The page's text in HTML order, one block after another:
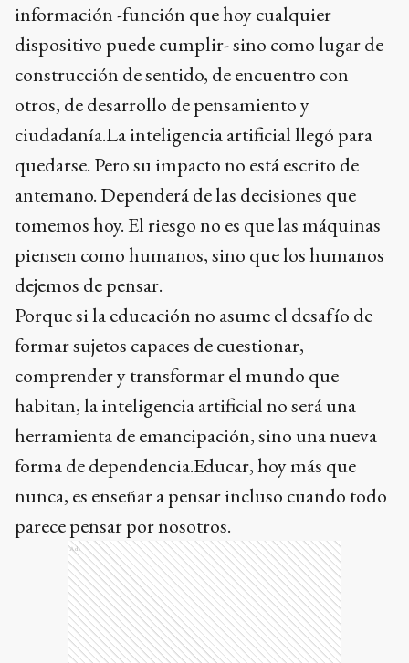
información -función que hoy cualquier
dispositivo puede cumplir- sino como lugar de
construcción de sentido, de encuentro con
otros, de desarrollo de pensamiento y
ciudadanía.La inteligencia artificial llegó para
quedarse. Pero su impacto no está escrito de
antemano. Dependerá de las decisiones que
tomemos hoy. El riesgo no es que las máquinas
piensen como humanos, sino que los humanos
dejemos de pensar.
Porque si la educación no asume el desafío de
formar sujetos capaces de cuestionar,
comprender y transformar el mundo que
habitan, la inteligencia artificial no será una
herramienta de emancipación, sino una nueva
forma de dependencia.Educar, hoy más que
nunca, es enseñar a pensar incluso cuando todo
parece pensar por nosotros.
Ads